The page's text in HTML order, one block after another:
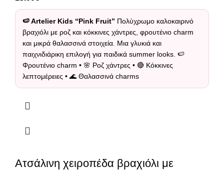
🍉 Artelier Kids “Pink Fruit” Πολύχρωμο καλοκαιρινό
βραχιόλι με ροζ και κόκκινες χάντρες, φρουτένιο charm
και μικρά θαλασσινά στοιχεία. Μια γλυκιά και
παιχνιδιάρικη επιλογή για παιδικά summer looks. 🍉
Φρουτένιο charm • 🌸 Ροζ χάντρες • 🔴 Κόκκινες
λεπτομέρειες • 🌊 Θαλασσινά charms
Ατσάλινη χειροπέδα βραχιόλι με